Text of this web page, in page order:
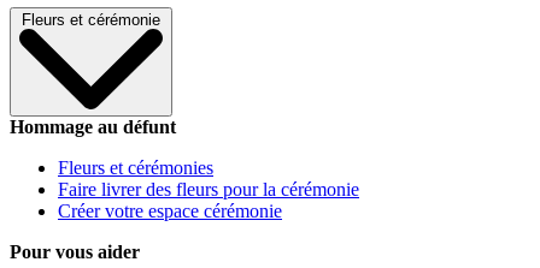
Fleurs et cérémonie
Hommage au défunt
Fleurs et cérémonies
Faire livrer des fleurs pour la cérémonie
Créer votre espace cérémonie
Pour vous aider